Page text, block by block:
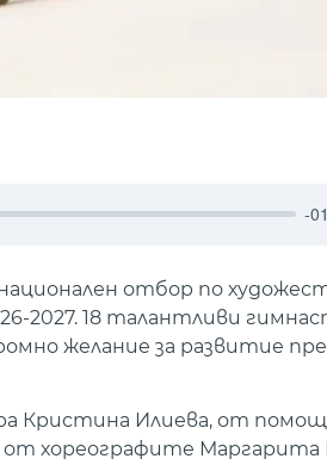
-
отбор по
2027. 18 талантливи
желание за развитие
Кристина Илиева, от
от хореографите